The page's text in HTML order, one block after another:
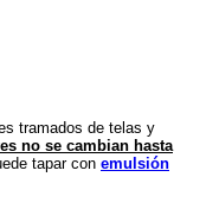
tramados de telas y
no se cambian hasta
tapar con emulsión